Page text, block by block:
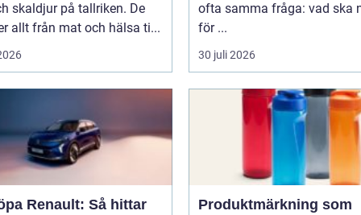
skaldjur på tallriken. De
allt från mat och hälsa ti...
ofta samma fråga: vad ska
för ...
30 juli 2026
Renault: Så hittar
Produktmärkning som